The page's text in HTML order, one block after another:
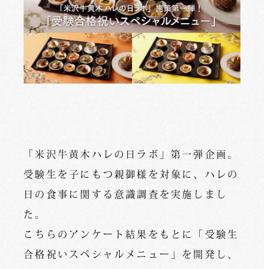
「米沢牛黄木ハレの日ラボ」第一弾企画。
受験生を子にもつ親御様を対象に、ハレの
日の食事に関する意識調査を実施しまし
た。
こちらのアンケート結果をもとに「受験生
合格祝いスペシャルメニュー」を開発し、